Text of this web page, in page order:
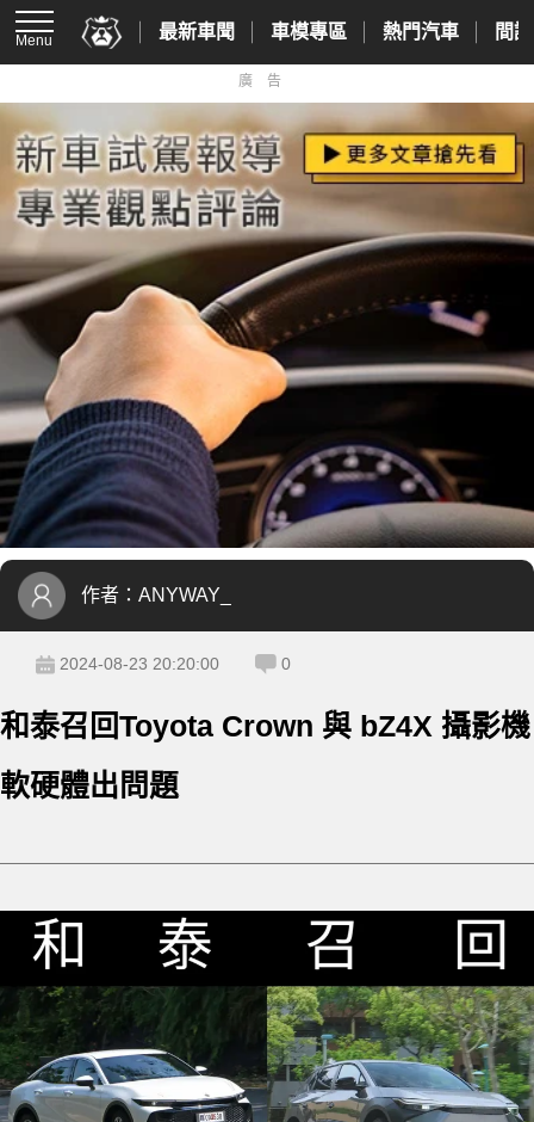
Menu 最新車聞 車模專區 熱門汽車 間
廣告
作者： ANYWAY_
2024-08-23 20:20:00 0
和泰召回Toyota Crown 與 bZ4X 攝影機
軟硬體出問題